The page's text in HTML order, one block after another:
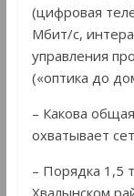
(цифровая
Мбит/с,
управления
(«оптика до
– Какова
охватывает
– Порядка 1,5
Хвалынском